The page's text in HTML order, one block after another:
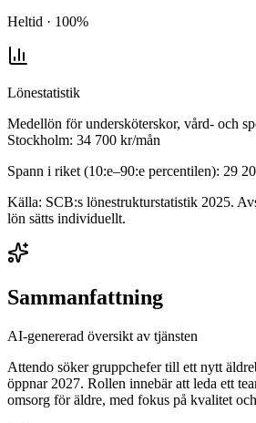
Heltid · 100%
Lönestatistik
Medellön förundersköterskor, vård- och
Stockholm: 34 700 kr/mån
Spann i riket (10:e–90:e percentilen): 29
Källa: SCB:s lönestrukturstatistik 2025.
lön sätts individuellt.
Sammanfattning
AI-genererad översikt av tjänsten
Attendo söker gruppchefer till ett nytt
öppnar 2027. Rollen innebär att leda ett
omsorg för äldre, med fokus på kvalitet